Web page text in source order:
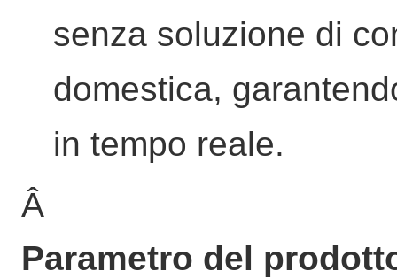
senza soluzione di
domestica,
in tempo reale.
Â
Parametro del